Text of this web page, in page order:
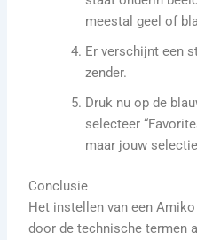
meestal geel of
Er verschijnt een
zender.
Druk nu op de
selecteer
maar jouw
Conclusie
Het instellen van een
door de technische termen